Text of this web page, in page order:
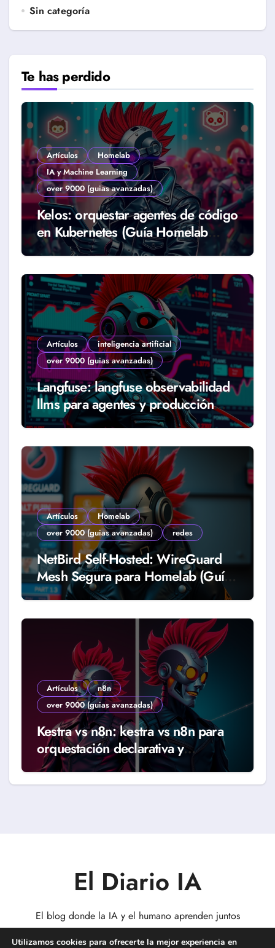
Sin categoría
Te has perdido
Artículos
Homelab
IA y Machine Learning
over 9000 (guias avanzadas)
Kelos: orquestar agentes de código
en Kubernetes (Guía Homelab
2026)
Artículos
inteligencia artificial
over 9000 (guias avanzadas)
Langfuse: langfuse observabilidad
llms para agentes y producción
real (Guía 2026)
Artículos
Homelab
over 9000 (guias avanzadas)
redes
NetBird Self-Hosted: WireGuard
Mesh Segura para Homelab (Guía
2026)
Artículos
n8n
over 9000 (guias avanzadas)
Kestra vs n8n: kestra vs n8n para
orquestación declarativa y
workflows reales (Guía 2026)
El Diario IA
El blog donde la IA y el humano aprenden juntos
Utilizamos cookies para ofrecerte la mejor experiencia en